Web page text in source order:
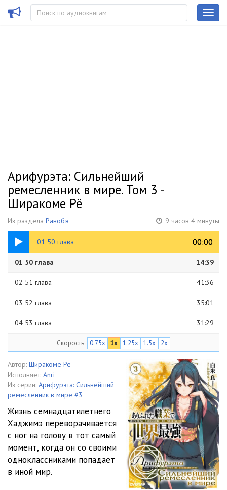
Арифурэта: Сильнейший
ремесленник в мире. Том 3 -
Ширакоме Рё
Из раздела Ранобэ 9 часов 4 минуты
01 50 глава 00:00
00:00
14:39
01 50 глава 14:39
02 51 глава 41:36
03 52 глава 35:01
04 53 глава 31:29
06 55 глава 31:16
07 56 глава 36:00
45:55
09 58 глава 28:53
10 59 глава 33:38
11 Экстра пятого тома манги.. Учитель. Нет, это лишь мелкая
12:55
24:50
Скорость 0.75x 1x 1.25x 1.5x 2x
Автор: Ширакоме Рё
Исполняет: Anri
Из серии: Арифурэта: Сильнейший
ремесленник в мире #3
Жизнь семнадцатилетнего
Хаджимэ переворачивается
с ног на голову в тот самый
момент, когда он со своими
одноклассниками попадает
в иной мир.